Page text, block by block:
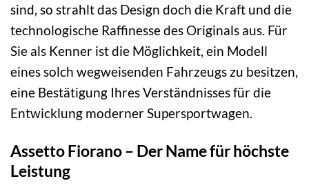
sind, so strahlt das Design doch die Kraft und die
technologische Raffinesse des Originals aus. Für
Sie als Kenner ist die Möglichkeit, ein Modell
eines solch wegweisenden Fahrzeugs zu besitzen,
eine Bestätigung Ihres Verständnisses für die
Entwicklung moderner Supersportwagen.
Assetto Fiorano – Der Name für höchste
Leistung